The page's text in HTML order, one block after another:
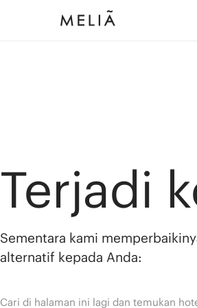
Terjadi
Sementara kami
alternatif kepada Anda:
Cari di halaman ini lagi dan temukan